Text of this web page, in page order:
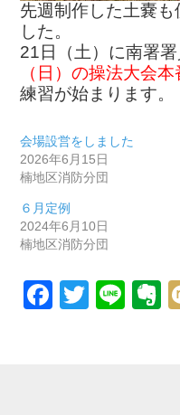
先週制作した土嚢
した。
21日（土）に南署
（日）の操法大会本
練習が始まります。
会場設営をしました
2026年6月15日
楠地区消防分団
６月定例
2024年6月10日
楠地区消防分団
Twitter
Line